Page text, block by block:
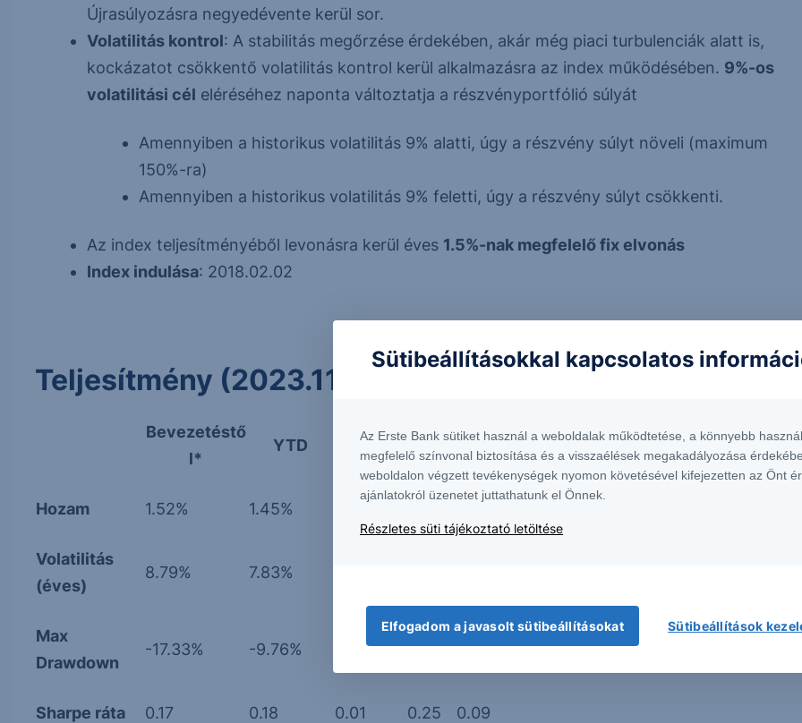
Újrasúlyozásra negyedévente kerül sor.
Volatilitás kontrol: A stabilitás megőrzése érdekében, akár még piaci turbulenciák alatt is,
kockázatot csökkentő volatilitás kontrol kerül alkalmazásra az index működésében. 9%-os
volatilitási cél eléréséhez naponta változtatja a részvényportfólió súlyát
Amennyiben a historikus volatilitás 9% alatti, úgy a részvény súlyt növeli (maximum
150%-ra)
Amennyiben a historikus volatilitás 9% feletti, úgy a részvény súlyt csökkenti.
Az index teljesítményéből levonásra kerül éves 1.5%-nak megfelelő fix elvonás
Index indulása: 2018.02.02
Teljesítmény (2023.11.02-i adatok alapján)
Bevezetéstő
l*
YTD 6 hónap 1 év 3 év*
Hozam 1.52% 1.45%
Volatilitás
(éves)
8.79% 7.83%
Max
Drawdown
-17.33% -9.76% -9.76%
-9.76
-17.33%
Sharpe ráta 0.17 0.18 0.01 0.25 0.09
Sütibeállításokkal kapcsolatos
Az Erste Bank sütiket használ a weboldalak működtetése, a könnyebb
megfelelő színvonal biztosítása és a visszaélések megakadályozása
weboldalon végzett tevékenységek nyomon követésével kifejezetten az Önt
ajánlatokról üzenetet juttathatunk el Önnek.
Részletes süti tájékoztató letöltése
Elfogadom a javasolt sütibeállításokat Sütibeállítások